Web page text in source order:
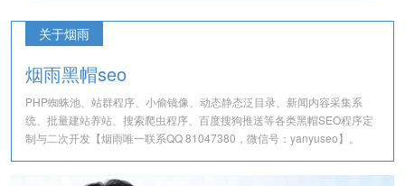
关于烟雨
烟雨黑帽seo
PHP蜘蛛池、站群程序、小偷镜像、动态静态泛目录、新闻内容采集系
统、批量建站养站、搜索爬虫程序、百度搜狗推送等各类黑帽SEO程序定
制与二次开发【烟雨唯一联系QQ 81047380，微信号：yanyuseo】。